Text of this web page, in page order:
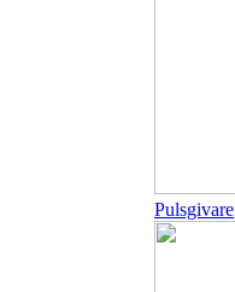
Pulsgivare